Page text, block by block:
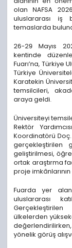
olan NAFSA
uluslararası iş
temaslarda
26-29 Mayıs
kentinde
Fuarı’na, Türkiye
Türkiye
Karatekin
temsilcileri,
araya geldi.
Üniversiteyi
Rektör
Koordinatörü Doç.
gerçekleştirilen
geliştirilmesi,
ortak araştırma
proje
Fuarda yer alan
uluslararası
ülkelerden
yönelik görüş